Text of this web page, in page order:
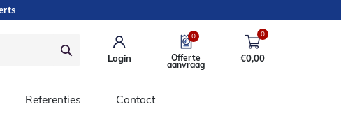
Login
0
Offerte
aanvraag
0
€0,00
Referenties Contact